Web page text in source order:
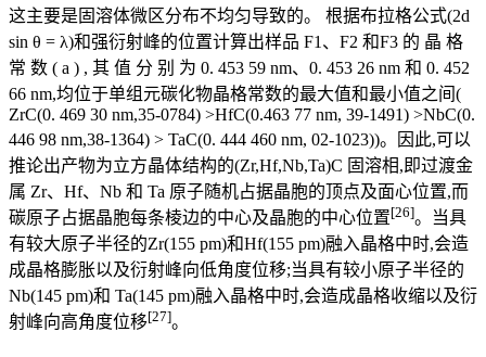
这主要是固溶体微区分布不均匀导致的。 根据布拉格公式(2d
sin θ = λ)和强衍射峰的位置计算出样品 F1、F2 和F3 的 晶 格
常 数 ( a ) , 其 值 分 别 为 0. 453 59 nm、0. 453 26 nm 和 0. 452
66 nm,均位于单组元碳化物晶格常数的最大值和最小值之间(
ZrC(0. 469 30 nm,35-0784) >HfC(0.463 77 nm, 39-1491) >NbC(0.
446 98 nm,38-1364) > TaC(0. 444 460 nm, 02-1023))。因此,可以
推论出产物为立方晶体结构的(Zr,Hf,Nb,Ta)C 固溶相,即过渡金
属 Zr、Hf、Nb 和 Ta 原子随机占据晶胞的顶点及面心位置,而
碳原子占据晶胞每条棱边的中心及晶胞的中心位置[26]。当具
有较大原子半径的Zr(155 pm)和Hf(155 pm)融入晶格中时,会造
成晶格膨胀以及衍射峰向低角度位移;当具有较小原子半径的
Nb(145 pm)和 Ta(145 pm)融入晶格中时,会造成晶格收缩以及衍
射峰向高角度位移[27]。